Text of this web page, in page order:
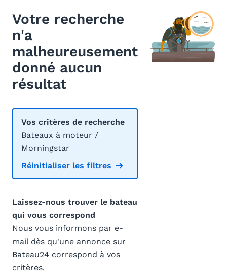
Votre recherche
n'a
malheureusement
donné aucun
résultat
Vos critères de recherche
Bateaux à moteur /
Morningstar
Réinitialiser les filtres
Laissez-nous trouver le bateau
qui vous correspond
Nous vous informons par e-
mail dès qu'une annonce sur
Bateau24 correspond à vos
critères.